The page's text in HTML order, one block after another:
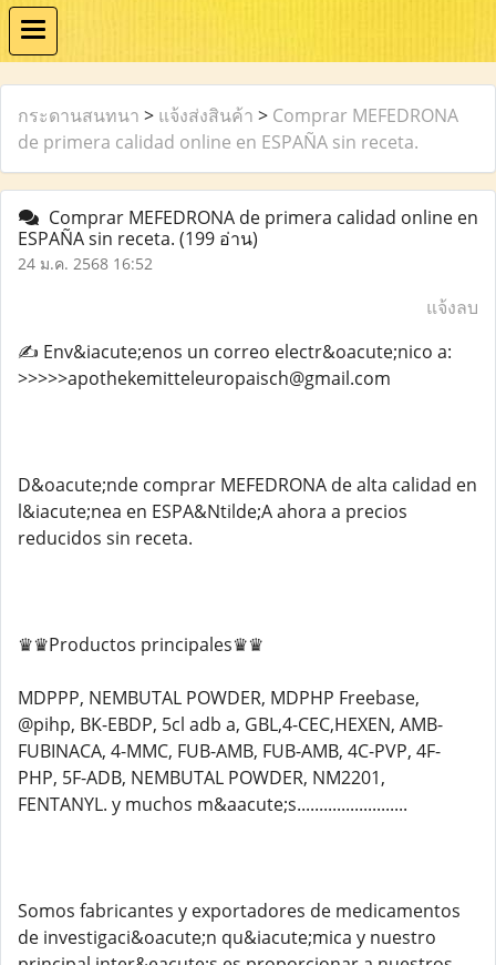
กระดานสนทนา > แจ้งส่งสินค้า > Comprar MEFEDRONA
de primera calidad online en ESPAÑA sin receta.
Comprar MEFEDRONA de primera calidad online en
ESPAÑA sin receta. (199 อ่าน)
24 ม.ค. 2568 16:52
แจ้งลบ
✍️ Env&iacute;enos un correo electr&oacute;nico a:
>>>>>apothekemitteleuropaisch@gmail.com
D&oacute;nde comprar MEFEDRONA de alta calidad en
l&iacute;nea en ESPA&Ntilde;A ahora a precios
reducidos sin receta.
♛♛Productos principales♛♛
MDPPP, NEMBUTAL POWDER, MDPHP Freebase,
@pihp, BK-EBDP, 5cl adb a, GBL,4-CEC,HEXEN, AMB-
FUBINACA, 4-MMC, FUB-AMB, FUB-AMB, 4C-PVP, 4F-
PHP, 5F-ADB, NEMBUTAL POWDER, NM2201,
FENTANYL. y muchos m&aacute;s.........................
Somos fabricantes y exportadores de medicamentos
de investigaci&oacute;n qu&iacute;mica y nuestro